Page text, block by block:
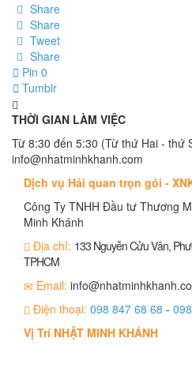
Share
Share
Tweet
Share
Pin 0
Tumblr
THỜI GIAN LÀM VIỆC
Từ 8:30 đến 5:30 (Từ thứ Hai - thứ
info@nhatminhkhanh.com
Dịch vụ Hải quan trọn gói -
Công Ty TNHH Đầu tư Thương
Minh Khánh
Địa chỉ: 133 Nguyễn Cửu Vân,
TPHCM
Email:
Điện thoại: 098 847 68 68 -
Vị Trí NHẬT MINH KHÁNH